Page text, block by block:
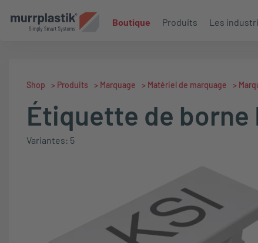
Boutique Produits Les
Shop > Produits > Marquage > Matériel de marquage >
Étiquette de borne
Variantes: 5